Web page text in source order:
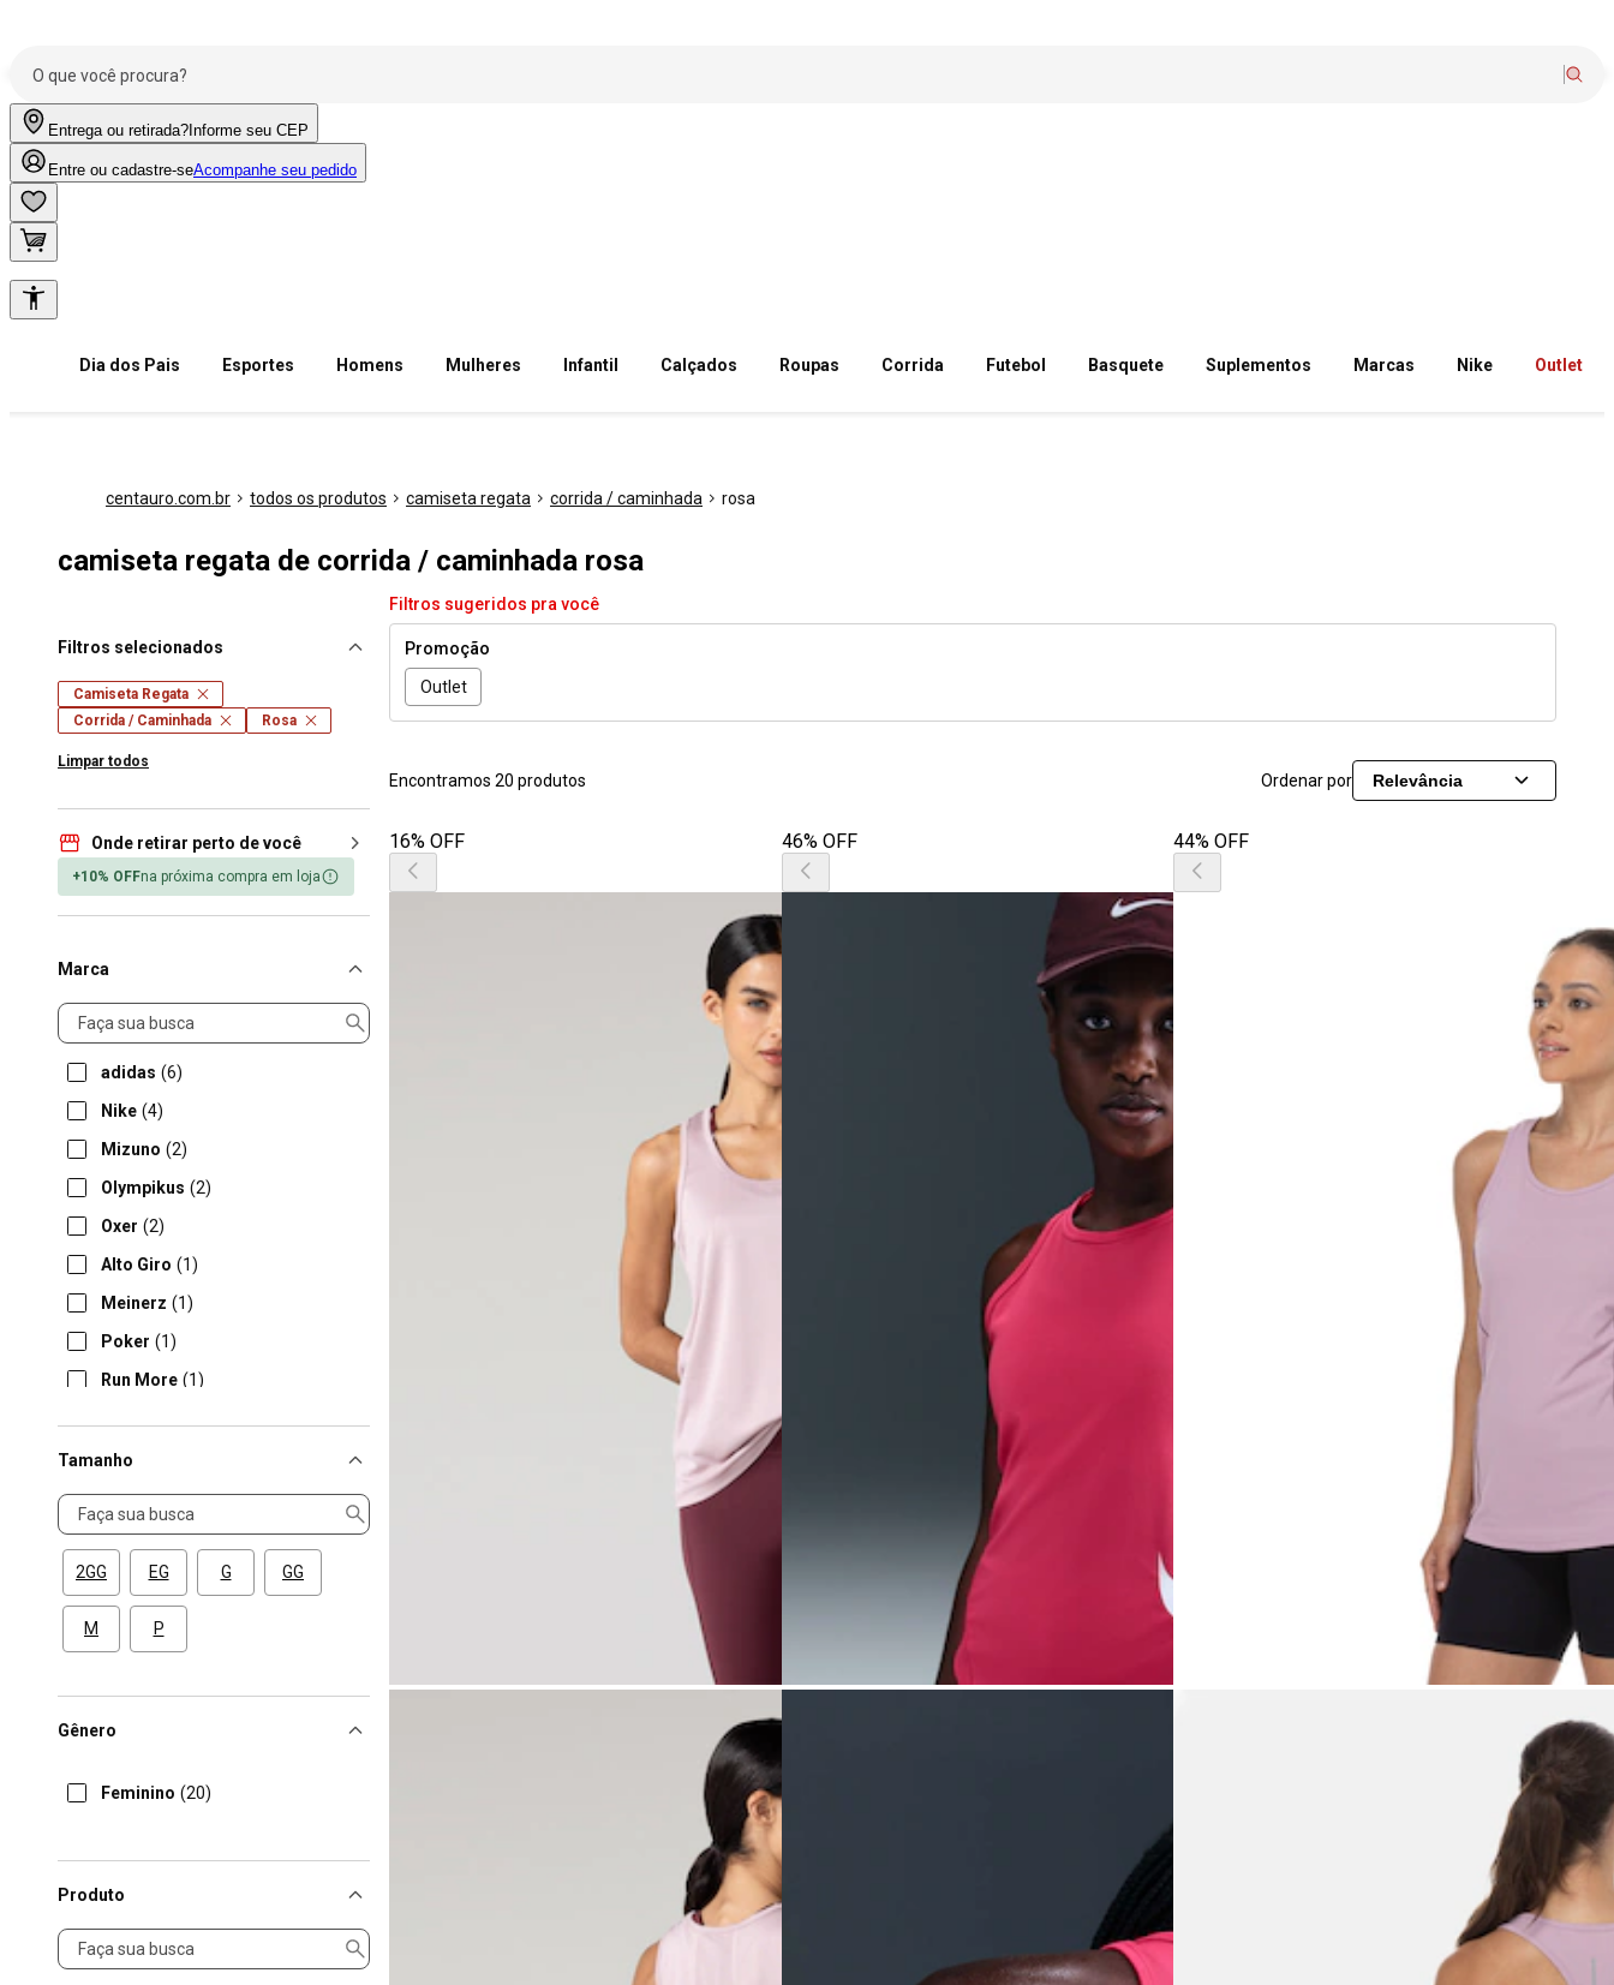
Entrega ou retirada? Informe seu CEP
Entre ou cadastre-seAcompanhe seu pedido
Dia dos Pais Esportes Homens Mulheres Infantil Calçados Roupas Corrida Futebol Basquete Suplementos Marcas Nike Outlet
centauro.com.br todos os produtos camiseta regata corrida / caminhada rosa
camiseta regata de corrida / caminhada rosa
Filtros selecionados
Camiseta Regata
Corrida / Caminhada
Rosa
Limpar todos
Onde retirar perto de você
+10% OFFna próxima compra em loja
Marca
Marca
adidas (6)
Nike (4)
Mizuno (2)
Olympikus (2)
Oxer (2)
Alto Giro (1)
Meinerz (1)
Poker (1)
Run More (1)
Tamanho
Tamanho
2GG EG G GG
M P
Gênero
Feminino (20)
Produto
Produto
Filtros sugeridos pra você
Promoção
Outlet
Encontramos 20 produtos Ordenar por Relevância
16% OFF 46% OFF 44% OFF